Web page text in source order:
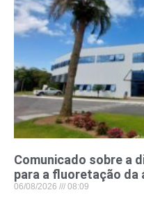
Comunicado sobre a
para a fluoretação da
06/08/2026 08:09